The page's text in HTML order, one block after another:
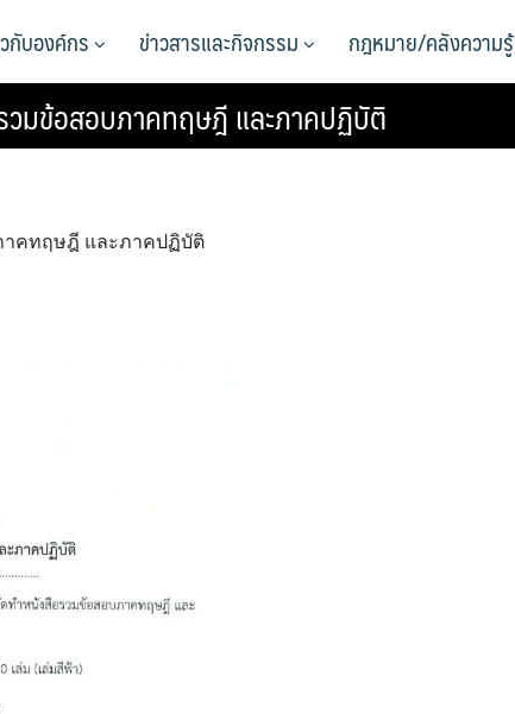
กับองค์กร ข่าวสารและกิจกรรม กฎหมาย/คลังความรู้
วมข้อสอบภาคทฤษฎี และภาคปฏิบัติ
าคทฤษฎี และภาคปฏิบัติ